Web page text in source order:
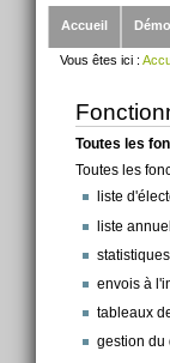
Accueil
Vous êtes ici :
Toutes les
Toutes les
liste
liste
statistiques,
envois à
tableaux
gestion du